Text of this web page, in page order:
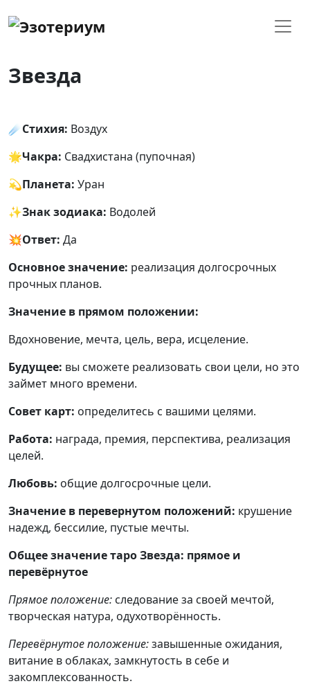
Звезда
☄ Стихия: Воздух
🌟Чакра: Свадхистана (пупочная)
💫Планета: Уран
✨Знак зодиака: Водолей
💥Ответ: Да
Основное значение: реализация долгосрочных
прочных планов.
Значение в прямом положении:
Вдохновение, мечта, цель, вера, исцеление.
Будущее: вы сможете реализовать свои цели, но это
займет много времени.
Совет карт: определитесь с вашими целями.
Работа: награда, премия, перспектива, реализация
целей.
Любовь: общие долгосрочные цели.
Значение в перевернутом положений: крушение
надежд, бессилие, пустые мечты.
Общее значение таро Звезда: прямое и
перевёрнутое
Прямое положение: следование за своей мечтой,
творческая натура, одухотворённость.
Перевёрнутое положение:завышенные ожидания,
витание в облаках, замкнутость в себе и
закомплексованность.